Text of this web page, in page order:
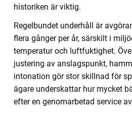
historiken är viktig.
Regelbundet underhåll är
flera gånger per år, särskilt i
temperatur och luftfuktighet.
justering av anslagspunkt,
intonation gör stor skillnad för
ägare underskattar hur mycket
efter en genomarbetad service